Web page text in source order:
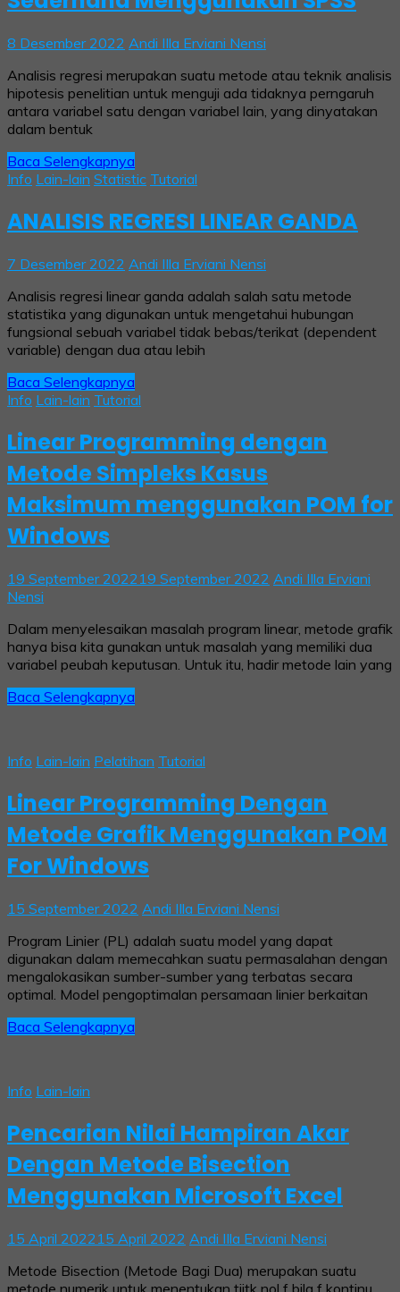
8 Desember 2022 Andi IIla Erviani Nensi
Analisis regresi merupakan suatu metode atau teknik analisis
hipotesis penelitian untuk menguji ada tidaknya perngaruh
antara variabel satu dengan variabel lain, yang dinyatakan
dalam bentuk
Baca Selengkapnya
Info Lain-lain Statistic Tutorial
ANALISIS REGRESI LINEAR GANDA
7 Desember 2022 Andi IIla Erviani Nensi
Analisis regresi linear ganda adalah salah satu metode
statistika yang digunakan untuk mengetahui hubungan
fungsional sebuah variabel tidak bebas/terikat (dependent
variable) dengan dua atau lebih
Baca Selengkapnya
Info Lain-lain Tutorial
Linear Programming dengan
Metode Simpleks Kasus
Maksimum menggunakan POM for
Windows
19 September 2022 19 September 2022 Andi IIla Erviani
Nensi
Dalam menyelesaikan masalah program linear, metode grafik
hanya bisa kita gunakan untuk masalah yang memiliki dua
variabel peubah keputusan. Untuk itu, hadir metode lain yang
Baca Selengkapnya
Info Lain-lain Pelatihan Tutorial
Linear Programming Dengan
Metode Grafik Menggunakan POM
For Windows
15 September 2022 Andi IIla Erviani Nensi
Program Linier (PL) adalah suatu model yang dapat
digunakan dalam memecahkan suatu permasalahan dengan
mengalokasikan sumber-sumber yang terbatas secara
optimal. Model pengoptimalan persamaan linier berkaitan
Baca Selengkapnya
Info Lain-lain
Pencarian Nilai Hampiran Akar
Dengan Metode Bisection
Menggunakan Microsoft Excel
15 April 2022 15 April 2022 Andi IIla Erviani Nensi
Metode Bisection (Metode Bagi Dua) merupakan suatu
metode numerik untuk menentukan tiitk nol f bila f kontinu.